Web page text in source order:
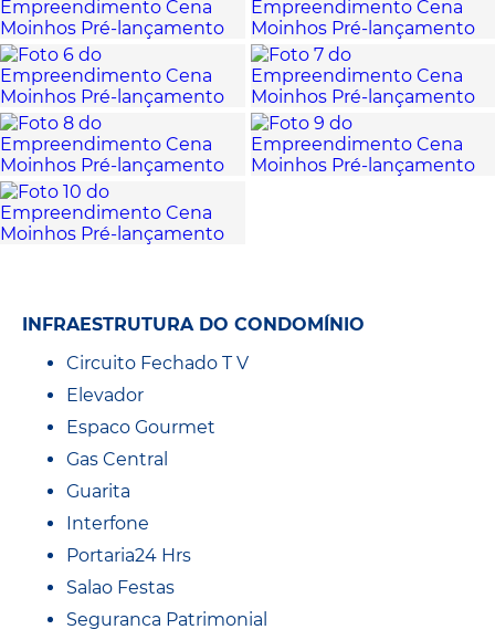
INFRAESTRUTURA DO CONDOMÍNIO
Circuito Fechado T V
Elevador
Espaco Gourmet
Gas Central
Guarita
Interfone
Portaria24 Hrs
Salao Festas
Seguranca Patrimonial